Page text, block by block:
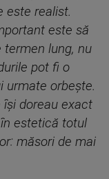
este realist.
este să
termen lung, nu
pot fi o
urmate orbește.
doreau exact
estetică totul
măsori de mai